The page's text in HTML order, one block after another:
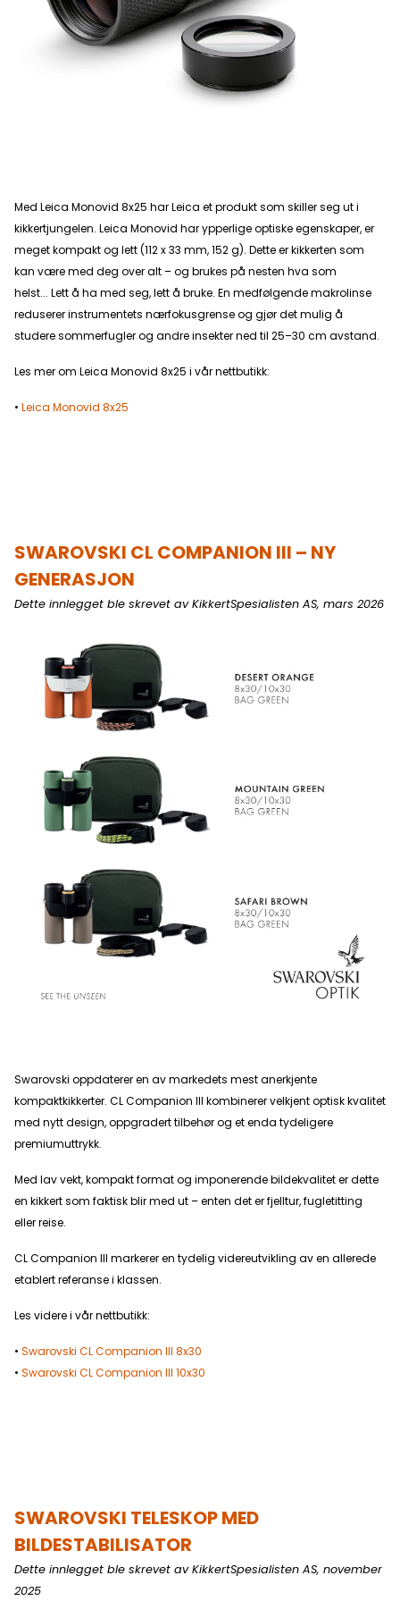
Med Leica Monovid 8x25 har Leica et produkt som skiller seg ut i
kikkertjungelen. Leica Monovid har ypperlige optiske egenskaper, er
meget kompakt og lett (112 x 33 mm, 152 g). Dette er kikkerten som
kan være med deg over alt – og brukes på nesten hva som
helst... Lett å ha med seg, lett å bruke. En medfølgende makrolinse
reduserer instrumentets nærfokusgrense og gjør det mulig å
studere sommerfugler og andre insekter ned til 25–30 cm avstand.
Les mer om Leica Monovid 8x25 i vår nettbutikk:
• Leica Monovid 8x25
SWAROVSKI CL COMPANION III – NY
GENERASJON
Dette innlegget ble skrevet av KikkertSpesialisten AS, mars 2026
Swarovski oppdaterer en av markedets mest anerkjente
kompaktkikkerter. CL Companion III kombinerer velkjent optisk kvalitet
med nytt design, oppgradert tilbehør og et enda tydeligere
premiumuttrykk.
Med lav vekt, kompakt format og imponerende bildekvalitet er dette
en kikkert som faktisk blir med ut – enten det er fjelltur, fugletitting
eller reise.
CL Companion III markerer en tydelig videreutvikling av en allerede
etablert referanse i klassen.
Les videre i vår nettbutikk:
• Swarovski CL Companion III 8x30
• Swarovski CL Companion III 10x30
SWAROVSKI TELESKOP MED
BILDESTABILISATOR
Dette innlegget ble skrevet av KikkertSpesialisten AS, november
2025